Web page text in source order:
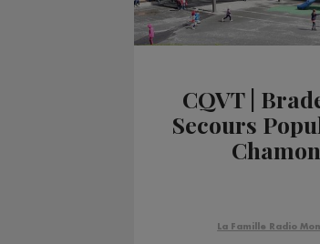
CQVT |
Secours
La Famille Radio